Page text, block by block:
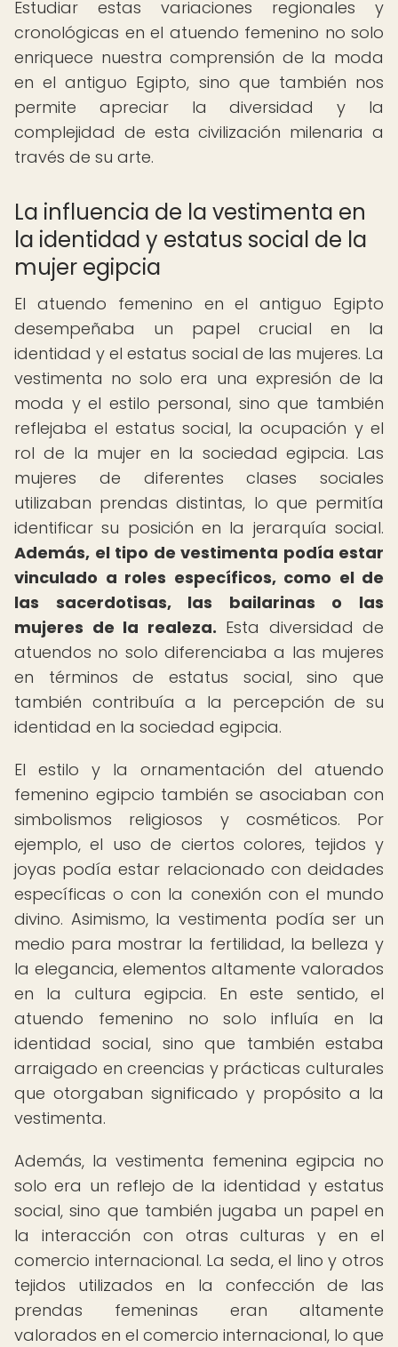
Estudiar estas variaciones regionales y
cronológicas en el atuendo femenino no solo
enriquece nuestra comprensión de la moda
en el antiguo Egipto, sino que también nos
permite apreciar la diversidad y la
complejidad de esta civilización milenaria a
través de su arte.
La influencia de la vestimenta en
la identidad y estatus social de la
mujer egipcia
El atuendo femenino en el antiguo Egipto
desempeñaba un papel crucial en la
identidad y el estatus social de las mujeres. La
vestimenta no solo era una expresión de la
moda y el estilo personal, sino que también
reflejaba el estatus social, la ocupación y el
rol de la mujer en la sociedad egipcia. Las
mujeres de diferentes clases sociales
utilizaban prendas distintas, lo que permitía
identificar su posición en la jerarquía social.
Además, el tipo de vestimenta podía estar
vinculado a roles específicos, como el de
las sacerdotisas, las bailarinas o las
mujeres de la realeza. Esta diversidad de
atuendos no solo diferenciaba a las mujeres
en términos de estatus social, sino que
también contribuía a la percepción de su
identidad en la sociedad egipcia.
El estilo y la ornamentación del atuendo
femenino egipcio también se asociaban con
simbolismos religiosos y cosméticos. Por
ejemplo, el uso de ciertos colores, tejidos y
joyas podía estar relacionado con deidades
específicas o con la conexión con el mundo
divino. Asimismo, la vestimenta podía ser un
medio para mostrar la fertilidad, la belleza y
la elegancia, elementos altamente valorados
en la cultura egipcia. En este sentido, el
atuendo femenino no solo influía en la
identidad social, sino que también estaba
arraigado en creencias y prácticas culturales
que otorgaban significado y propósito a la
vestimenta.
Además, la vestimenta femenina egipcia no
solo era un reflejo de la identidad y estatus
social, sino que también jugaba un papel en
la interacción con otras culturas y en el
comercio internacional. La seda, el lino y otros
tejidos utilizados en la confección de las
prendas femeninas eran altamente
valorados en el comercio internacional, lo que